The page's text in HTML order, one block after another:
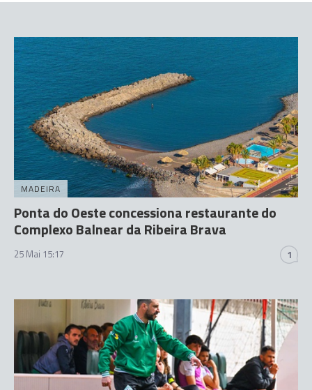
MADEIRA
Ponta do Oeste concessiona restaurante do
Complexo Balnear da Ribeira Brava
25 Mai 15:17 1